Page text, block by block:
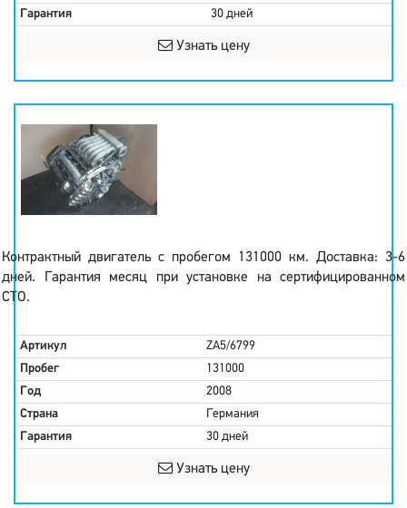
Гарантия 30 дней
Узнать цену
Контрактный двигатель с пробегом 131000 км. Доставка: 3-6
дней. Гарантия месяц при установке на сертифицированном
СТО.
Артикул
ZA5/6799
Пробег
131000
Год
2008
Страна
Германия
Гарантия
30 дней
Узнать цену